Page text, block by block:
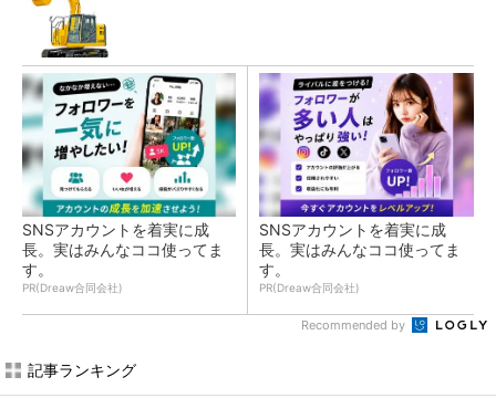
SNSアカウントを着実に成
長。実はみんなココ使ってま
す。
PR(Dreaw合同会社)
SNSアカウントを着実に成
長。実はみんなココ使ってま
す。
PR(Dreaw合同会社)
Recommended by
記事ランキング